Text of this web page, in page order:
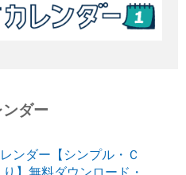
ダー
ンダー【シンプル・Ｃ
】無料ダウンロード・